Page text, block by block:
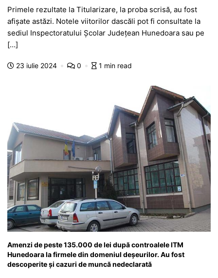
c
e
o
at
s
p
s
s
n
itt
er
e
gr
m
s
s
g
ta
je
Primele rezultate la Titularizare, la proba scrisă, au fost
afișate astăzi. Notele viitorilor dascăli pot fi consultate la
sediul Inspectoratului Școlar Județean Hunedoara sau pe
[…]
23 iulie 2024 0 1 min read
Amenzi de peste 135.000 de lei după controalele ITM
Hunedoara la firmele din domeniul deșeurilor. Au fost
descoperite și cazuri de muncă nedeclarată